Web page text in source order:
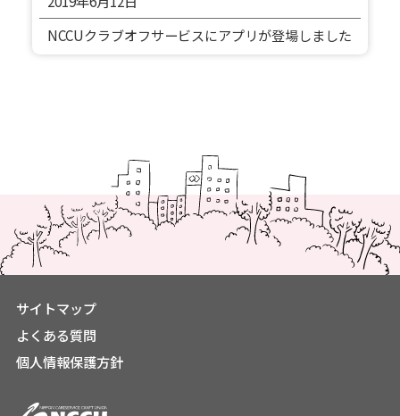
NCCUクラブオフサービスにアプリが登場しました
サイトマップ
よくある質問
個人情報保護方針